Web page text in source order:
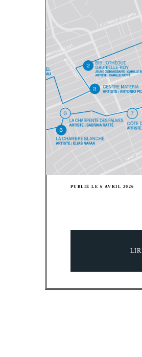
BIENNALE DE QUÉBEC
Parcours
Saint-Roch
PUBLIÉ LE 6 AVRIL 2026